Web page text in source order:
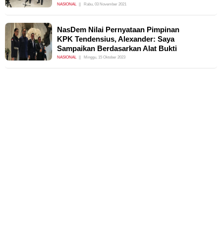
NASIONAL Rabu, 03 November 2021
NasDem Nilai Pernyataan Pimpinan
KPK Tendensius, Alexander: Saya
Sampaikan Berdasarkan Alat Bukti
NASIONAL Minggu, 15 Oktober 2023